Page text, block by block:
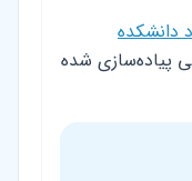
دانشکده
پیاده‌سازی شده